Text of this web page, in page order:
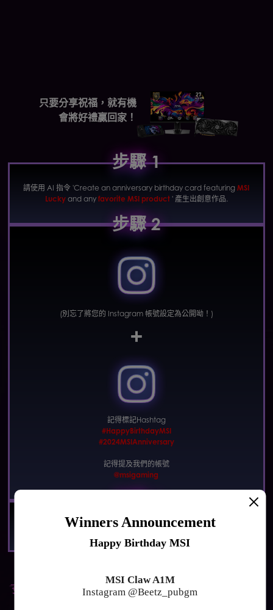
只要分享祝福，就有機
會將好禮贏回家！
步驟 1
請使用 AI 指令 'Create an anniversary birthday card featuringMSI
Luckyand any favorite MSI product' 產生出創意作品.
步驟 2
(別忘了將您的 Instagram 帳號設定為公開呦！)
記得標記Hashtag
#HappyBirthdayMSI
#2024MSIAnniversary
記得提及我們的帳號
@msigaming
完成後就有機會將好禮帶回家！
微星科技會員限定
Voicemod Lucky 音效！
Winners Announcement
Happy Birthday MSI
MSI Claw A1M
Instagram @Beetz_pubgm